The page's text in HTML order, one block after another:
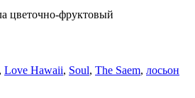
цветочно-фруктовый
, Love Hawaii, Soul, The Saem, лосьон